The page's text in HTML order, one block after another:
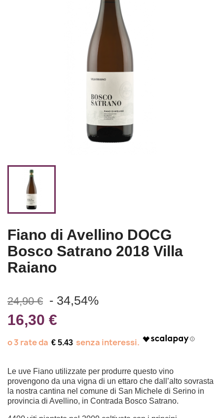
Fiano di Avellino DOCG
Bosco Satrano 2018 Villa
Raiano
24,90 € - 34,54%
16,30 €
€ 5.43
Le uve Fiano utilizzate per produrre questo vino
provengono da una vigna di un ettaro che dall’alto sovrasta
la nostra cantina nel comune di San Michele di Serino in
provincia di Avellino, in Contrada Bosco Satrano.